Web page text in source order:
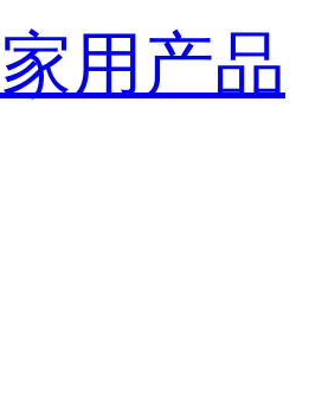
用产品